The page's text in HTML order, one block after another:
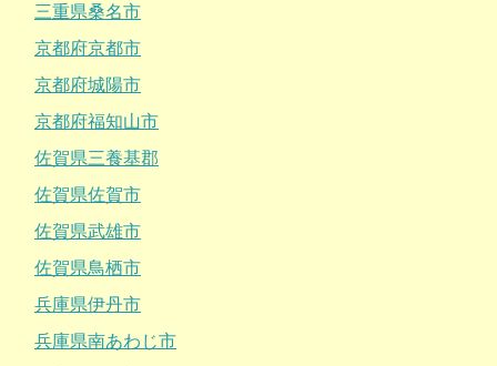
三重県桑名市
京都府京都市
京都府城陽市
京都府福知山市
佐賀県三養基郡
佐賀県佐賀市
佐賀県武雄市
佐賀県鳥栖市
兵庫県伊丹市
兵庫県南あわじ市